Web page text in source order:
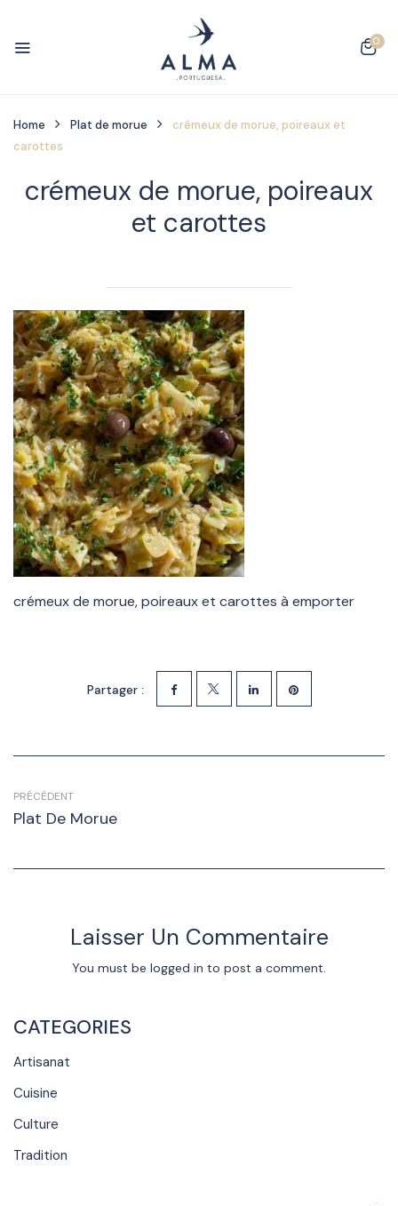
0
Home Plat de morue
crémeux de morue, poireaux et
carottes
crémeux de morue, poireaux
et carottes
CATEGORIES
Artisanat
Cuisine
Culture
Tradition
crémeux de morue, poireaux et carottes à emporter
Partager :
PRÉCÉDENT
Plat De Morue
Laisser Un Commentaire
You must be logged in to post a comment.